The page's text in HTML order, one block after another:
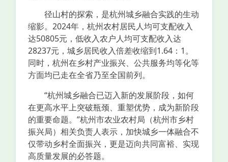
径山村的探索，是杭州城乡融合实践的生动
缩影。2024年，杭州农村居民人均可支配收入
达50805元，低收入农户人均可支配收入达
28237元，城乡居民收入倍差收缩到1.64：1。
同时，杭州在乡村产业振兴、公共服务均等化等
方面均已走在全省乃至全国前列。
“杭州城乡融合已迈入新的发展阶段，如何
在更高水平上突破瓶颈、重塑优势，成为新阶段
的重要命题。”杭州市农业农村局（杭州市乡村
振兴局）相关负责人表示，加快城乡一体融合不
仅带动乡村全面振兴，更是迈向共同富裕、实现
高质量发展的必答题。